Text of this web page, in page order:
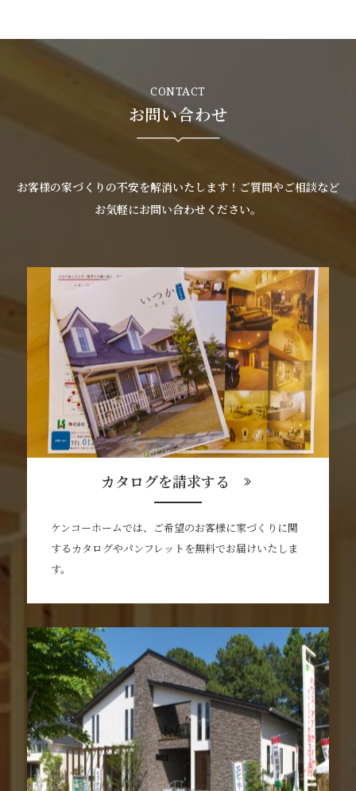
CONTACT
お問い合わせ
お客様の家づくりの不安を解消いたします！ご質問やご相談など
お気軽にお問い合わせください。
カタログを請求する
ケンコーホームでは、ご希望のお客様に家づくりに関
するカタログやパンフレットを無料でお届けいたしま
す。